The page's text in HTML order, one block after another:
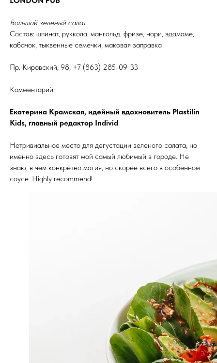
Большой зеленый салат
Состав: шпинат, руккола, мангольд, фризе, нори, эдамаме,
кабачок, тыквенные семечки, маковая заправка
Пр. Кировский, 98, +7 (863) 285-09-33
Комментарий:
Екатерина Крамская, идейный вдохновитель Plastilin
Kids, главный редактор Individ
Нетривиальное место для дегустации зеленого салата, но
именно здесь готовят мой самый любимый в городе. Не
знаю, в чем конкретно магия, но скорее всего в особенном
соусе. Highly recommend!